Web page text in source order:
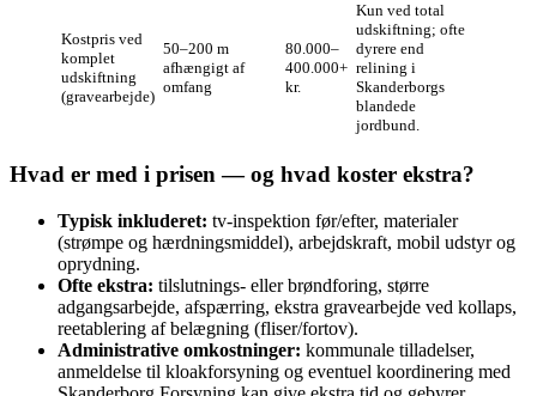
Kostpris ved
komplet
udskiftning
(gravearbejde)
50–200 m
afhængigt af
omfang
80.000–
400.000+
kr.
Kun ved total
udskiftning; ofte
dyrere end
relining i
Skanderborgs
blandede
jordbund.
Hvad er med i prisen — og hvad koster ekstra?
Typisk inkluderet: tv‑inspektion før/efter, materialer
(strømpe og hærdningsmiddel), arbejdskraft, mobil udstyr og
oprydning.
Ofte ekstra: tilslutnings- eller brøndforing, større
adgangsarbejde, afspærring, ekstra gravearbejde ved kollaps,
reetablering af belægning (fliser/fortov).
Administrative omkostninger: kommunale tilladelser,
anmeldelse til kloakforsyning og eventuel koordinering med